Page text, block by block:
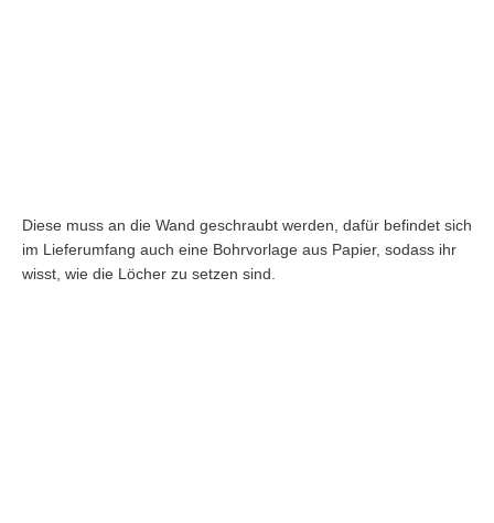
Diese muss an die Wand geschraubt werden, dafür befindet sich
im Lieferumfang auch eine Bohrvorlage aus Papier, sodass ihr
wisst, wie die Löcher zu setzen sind.